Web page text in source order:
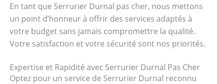
En tant que Serrurier Durnal pas cher, nous mettons
un point d’honneur à offrir des services adaptés à
votre budget sans jamais compromettre la qualité.
Votre satisfaction et votre sécurité sont nos priorités.
Expertise et Rapidité avec Serrurier Durnal Pas Cher
Optez pour un service de Serrurier Durnal reconnu